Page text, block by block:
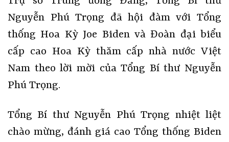
Nguyễn Phú Trọng đã hội đàm với Tổng
thống Hoa Kỳ Joe Biden và Đoàn đại biểu
cấp cao Hoa Kỳ thăm cấp nhà nước Việt
Nam theo lời mời của Tổng Bí thư Nguyễn
Phú Trọng.
Tổng Bí thư Nguyễn Phú Trọng nhiệt liệt
chào mừng, đánh giá cao Tổng thống Biden